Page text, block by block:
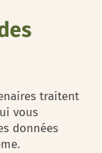
traitent
vous
données